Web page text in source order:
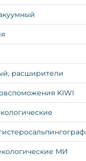
расширители
KIWI
МИ